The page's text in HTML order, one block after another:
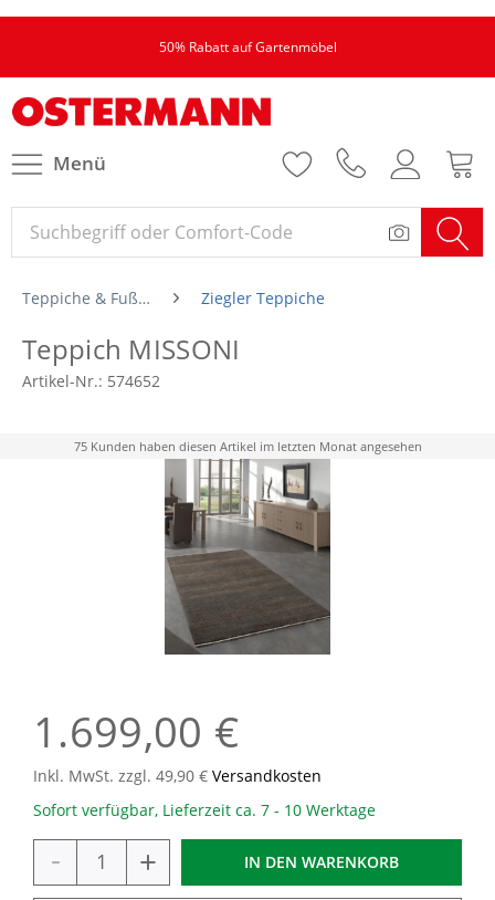
50% Rabatt auf Gartenmöbel
Menü
Teppiche & Fußmatten Ziegler Teppiche
Teppich MISSONI
Artikel-Nr.: 574652
75 Kunden haben diesen Artikel im letzten Monat angesehen
1.699,00 €
Inkl. MwSt. zzgl. 49,90 € Versandkosten
Sofort verfügbar, Lieferzeit ca. 7 - 10 Werktage
- + IN DEN WARENKORB